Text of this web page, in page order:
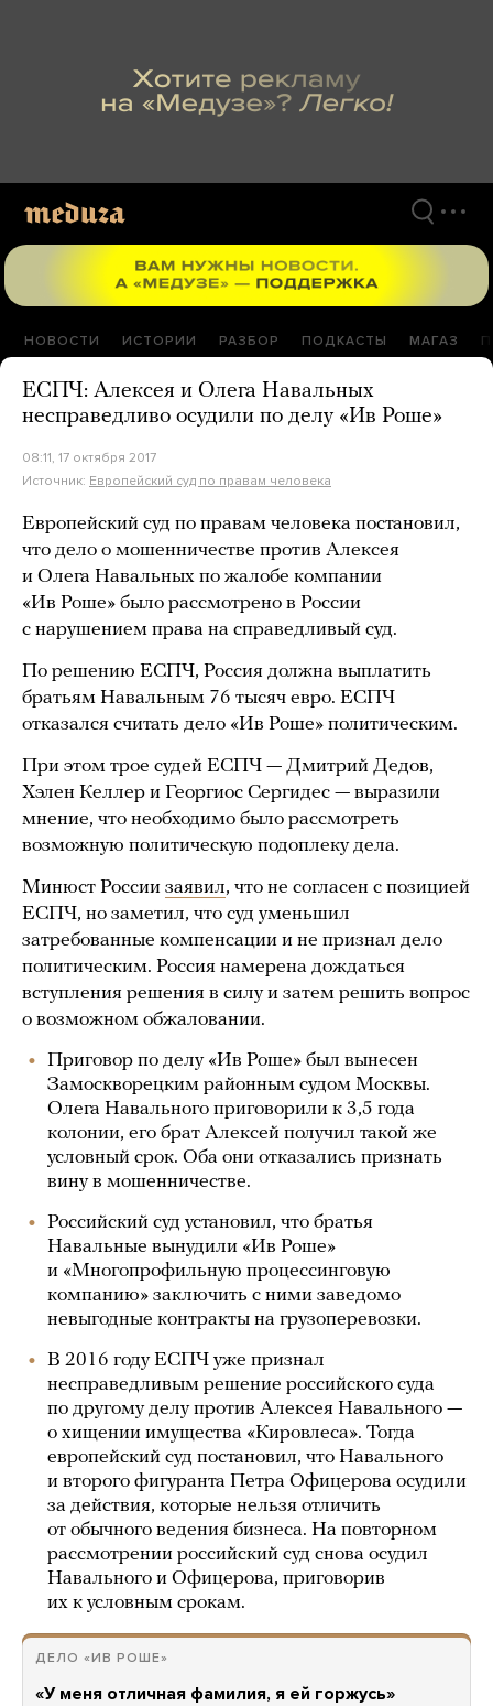
НОВОСТИ ИСТОРИИ РАЗБОР ПОДКАСТЫ МАГАЗ
ЕСПЧ: Алексея и Олега Навальных
несправедливо осудили по делу «Ив Роше»
08:11, 17 октября 2017
Источник: Европейский суд по правам человека
Европейский суд по правам человека постановил,
что дело о мошенничестве против Алексея
и Олега Навальных по жалобе компании
«Ив Роше» было рассмотрено в России
с нарушением права на справедливый суд.
По решению ЕСПЧ, Россия должна выплатить
братьям Навальным 76 тысяч евро. ЕСПЧ
отказался считать дело «Ив Роше» политическим.
При этом трое судей ЕСПЧ — Дмитрий Дедов,
Хэлен Келлер и Георгиос Сергидес — выразили
мнение, что необходимо было рассмотреть
возможную политическую подоплеку дела.
Минюст России заявил, что не согласен с позицией
ЕСПЧ, но заметил, что суд уменьшил
затребованные компенсации и не признал дело
политическим. Россия намерена дождаться
вступления решения в силу и затем решить вопрос
о возможном обжаловании.
Приговор по делу «Ив Роше» был вынесен
Замоскворецким районным судом Москвы.
Олега Навального приговорили к 3,5 года
колонии, его брат Алексей получил такой же
условный срок. Оба они отказались признать
вину в мошенничестве.
Российский суд установил, что братья
Навальные вынудили «Ив Роше»
и «Многопрофильную процессинговую
компанию» заключить с ними заведомо
невыгодные контракты на грузоперевозки.
В 2016 году ЕСПЧ уже признал
несправедливым решение российского суда
по другому делу против Алексея Навального —
о хищении имущества «Кировлеса». Тогда
европейский суд постановил, что Навального
и второго фигуранта Петра Офицерова осудили
за действия, которые нельзя отличить
от обычного ведения бизнеса. На повторном
рассмотрении российский суд снова осудил
Навального и Офицерова, приговорив
их к условным срокам.
ДЕЛО «ИВ РОШЕ»
«У меня отличная фамилия, я ей горжусь»